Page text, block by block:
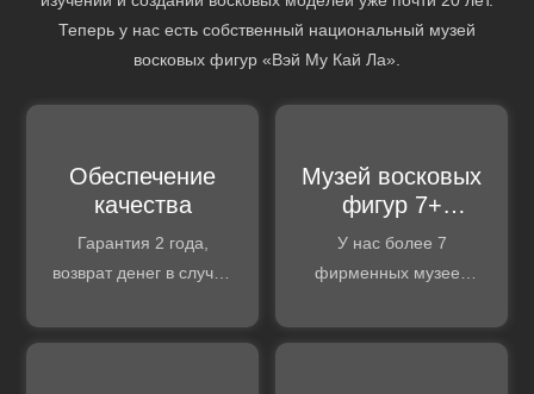
Теперь у нас есть собственный национальный музей
восковых фигур «Вэй Му Кай Ла».
Обеспечение
качества
Гарантия 2 года,
возврат денег в случае
качества.
Музей восковых
фигур 7+
брендов
У нас более 7
фирменных музеев
что вы можете